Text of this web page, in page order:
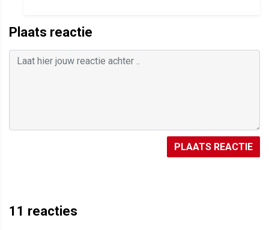
Plaats reactie
PLAATS REACTIE
11 reacties